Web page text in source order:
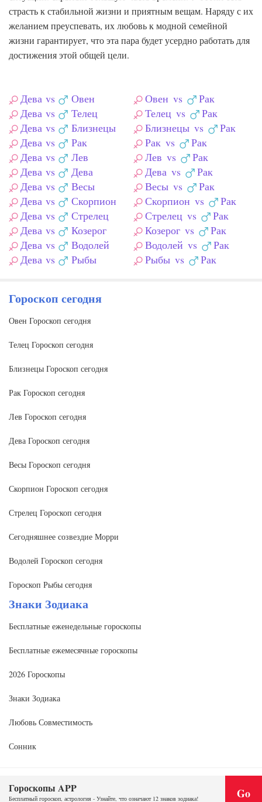
страсть к стабильной жизни и приятным вещам. Наряду с их
желанием преуспевать, их любовь к модной семейной
жизни гарантирует, что эта пара будет усердно работать для
достижения этой общей цели.
Дева vs
Овен
Дева vs
Телец
Дева vs
Близнецы
Дева vs
Рак
Дева vs
Лев
Дева vs
Дева
Дева vs
Весы
Дева vs
Скорпион
Дева vs
Стрелец
Дева vs
Козерог
Дева vs
Водолей
Дева vs Рыбы
Овен vs
Рак
Телец vs
Рак
Близнецы vs
Рак
Рак vs
Рак
Лев vs
Рак
Дева vs
Рак
Весы vs
Рак
Скорпион vs
Рак
Стрелец vs
Рак
Козерог vs
Рак
Водолей vs
Рак
Рыбы vs Рак
Гороскоп сегодня
Овен Гороскоп сегодня
Телец Гороскоп сегодня
Близнецы Гороскоп сегодня
Рак Гороскоп сегодня
Лев Гороскоп сегодня
Дева Гороскоп сегодня
Весы Гороскоп сегодня
Скорпион Гороскоп сегодня
Стрелец Гороскоп сегодня
Сегодняшнее созвездие Морри
Водолей Гороскоп сегодня
Гороскоп Рыбы сегодня
Знаки Зодиака
Бесплатные еженедельные гороскопы
Бесплатные ежемесячные гороскопы
2026 Гороскопы
Знаки Зодиака
Любовь Совместимость
Сонник
Copyright @2020 | www.quhou123.com
Гороскопы APP
Бесплатный гороскоп, астрология - Узнайте, что означают 12 знаков зодиака! Go